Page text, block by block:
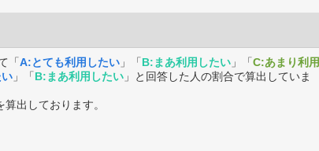
「A:とても利用したい 」「B:まあ利用したい 」「C:あまり利用
」「B:まあ利用したい 」と回答した人の割合で算出していま
出しております。